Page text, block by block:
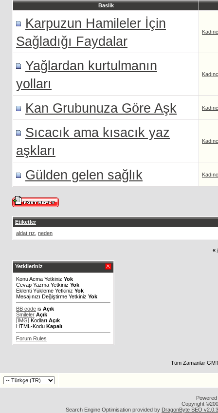
Baslik
Karpuzun Hamileler İçin
Sağladığı Faydalar
Yağlardan kurtulmanın
yolları
Kan Grubunuza Göre Aşk
Sıcacık ama kısacık yaz
aşkları
Gülden gelen sağlık
Etiketler
aldatırız neden
«
Yetkileriniz
Konu Acma Yetkiniz Yok
Cevap Yazma Yetkiniz Yok
Eklenti Yükleme Yetkiniz Yok
Mesajınızı Değiştirme Yetkiniz Yok
BB code is Açık
Smileler Açık
[IMG] Kodları Açık
HTML-Kodu Kapalı
Forum Rules
Tüm Zamanlar
Copyright
Search Engine Optimisation provided by DragonByte SEO